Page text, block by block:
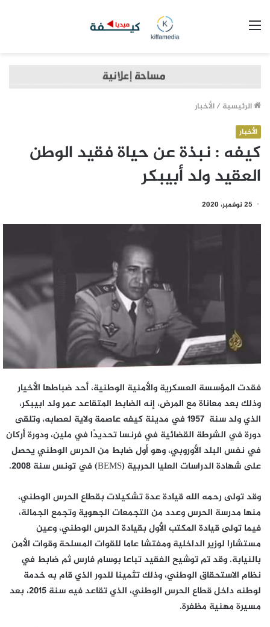
الرئيسية /الأخبار
الأخبار
كيفه : نبذة عن حياة فقيد الوطن
العقيد ولد أبيبكر
25 نوفمبر، 2020
فقدت المؤسسة العسكرية والأمنية الوطنية، أحد ضباطها الأخيار
وذلك بعد معاناة مع المرض، إنه الضابط المتقاعد عمر ولد ابيبكر،
الذي ولد سنة 1957 في مدينة كيفه عاصمة ولاية لعصابه، وتلقى
دورة في الشرطة القضائية في فرنسا تحديدًا في ملين، ودورة أركان
في نفس البلد الأوروبي، وهو أول ضابط من الحرس الوطني يحصل
على شهادة الدراسات العليا الحربية (BEMS) في تونس سنة 2008.
وقد تولى رحمه الله قيادة عدة تشكيلات بقطاع الحرس الوطني،
منها مدرسة الحرس وعدد من التجمعات الجهوية وتجمع الجمالة،
فيما تولى قيادة المكتب الأول بقيادة الحرس الوطني، وعين
مستشارا لوزير الداخلية ومفتشا عاما للقوات المسلحة وقوات الأمن
بالنيابة. وقد تم توشيح الفقيد تباعا بوسام فارس ثم ضابط في
نظام الاستحقاق الوطني، وذلك تثمينا للدور الذي قام به خدمة
لوطنه داخل قطاع الحرس الوطني، الذي تقاعد فيه سنة 2015، بعد
مسيرة مهنية مظفرة.